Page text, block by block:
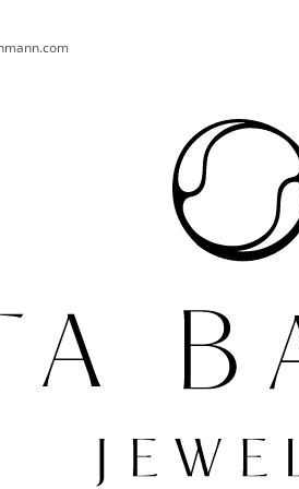
CO POTŘEBUJETE NAJÍT?
HLEDAT
PRSTEN AURA 004 AG